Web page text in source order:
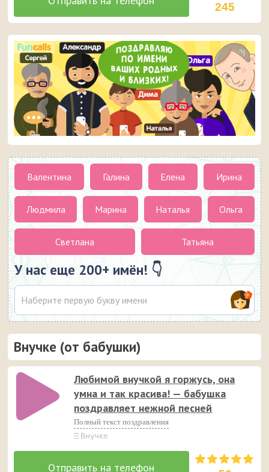
245
Валентина Галина Елена Ирина
Людмила Марина Наталья Ольга
Светлана Татьяна
У нас еще 200+ имён! 👇
Внучке (от бабушки)
Любимой внучкой я горжусь, она
умна и так красива! — бабушка
поздравляет нежной песней
Полный текст поздравления